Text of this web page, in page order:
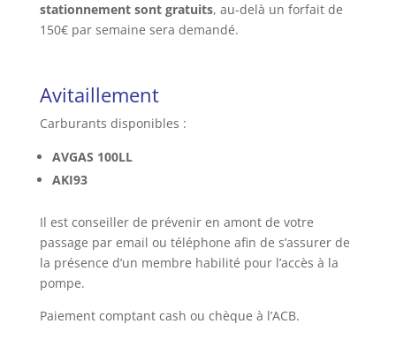
stationnement sont gratuits, au-delà un forfait de
150€ par semaine sera demandé.
Avitaillement
Carburants disponibles :
AVGAS 100LL
AKI93
Il est conseiller de prévenir en amont de votre
passage par email ou téléphone afin de s’assurer de
la présence d’un membre habilité pour l’accès à la
pompe.
Paiement comptant cash ou chèque à l’ACB.